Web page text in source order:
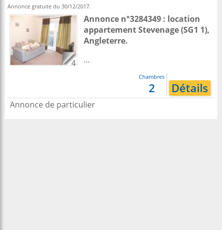
Annonce gratuite du 30/12/2017.
4
Annonce n°3284349 : location
appartementStevenage(SG1 1),
Angleterre.
...
Chambres
2 Détails
Annonce de particulier